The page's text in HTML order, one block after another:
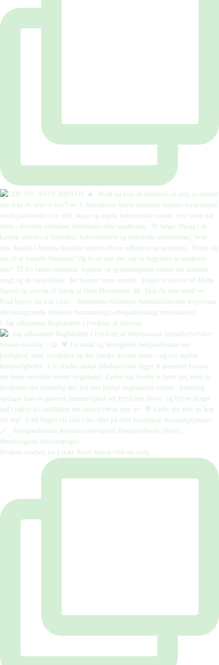
I dag udkommer Boghandlen i fyrtårnet af internati
Hvilken cowboy fra Lucky River Ranch ville du vælg